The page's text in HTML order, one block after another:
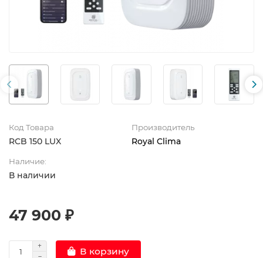
Код Товара
RCB 150 LUX
Производитель
Royal Clima
Наличие:
В наличии
47 900 ₽
В корзину